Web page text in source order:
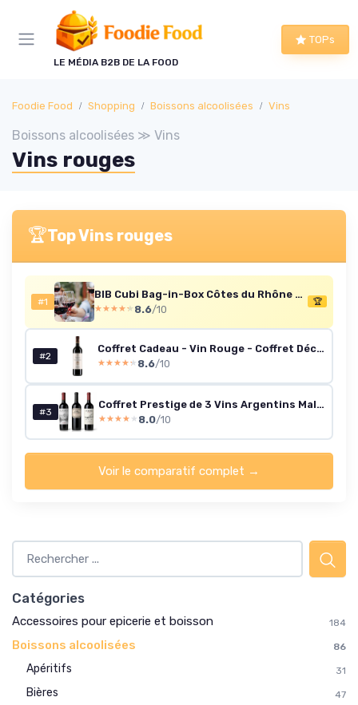
LE MÉDIA B2B DE LA FOOD
TOPs
Foodie Food Shopping Boissons alcoolisées Vins
Boissons alcoolisées ≫ Vins
Vins rouges
🏆Top Vins rouges
#1
BIB Cubi Bag-in-Box Côtes du Rhône Rouge 10L
★★★★★
★★★★★ 8.6/10
🏆
#2
Coffret Cadeau - Vin Rouge - Coffret Découverte Vins de Margaux : Confidences de Prieuré Lichine - Le Kid d'Arsac - Brio de Cantenac Brown - 3x75cl Coffret Découverte des Vins de Margaux
★★★★★
★★★★★ 8.6/10
#3
Coffret Prestige de 3 Vins Argentins Malbec avec Boîte en Bois – Alamos, El Enemigo & Catena -MYSECRETWINE-
★★★★★
★★★★★ 8.0/10
Voir le comparatif complet →
Catégories
Accessoires pour epicerie et boisson 184
Boissons alcoolisées 86
Apéritifs 31
Bières 47
Panneau de gestion des cookies